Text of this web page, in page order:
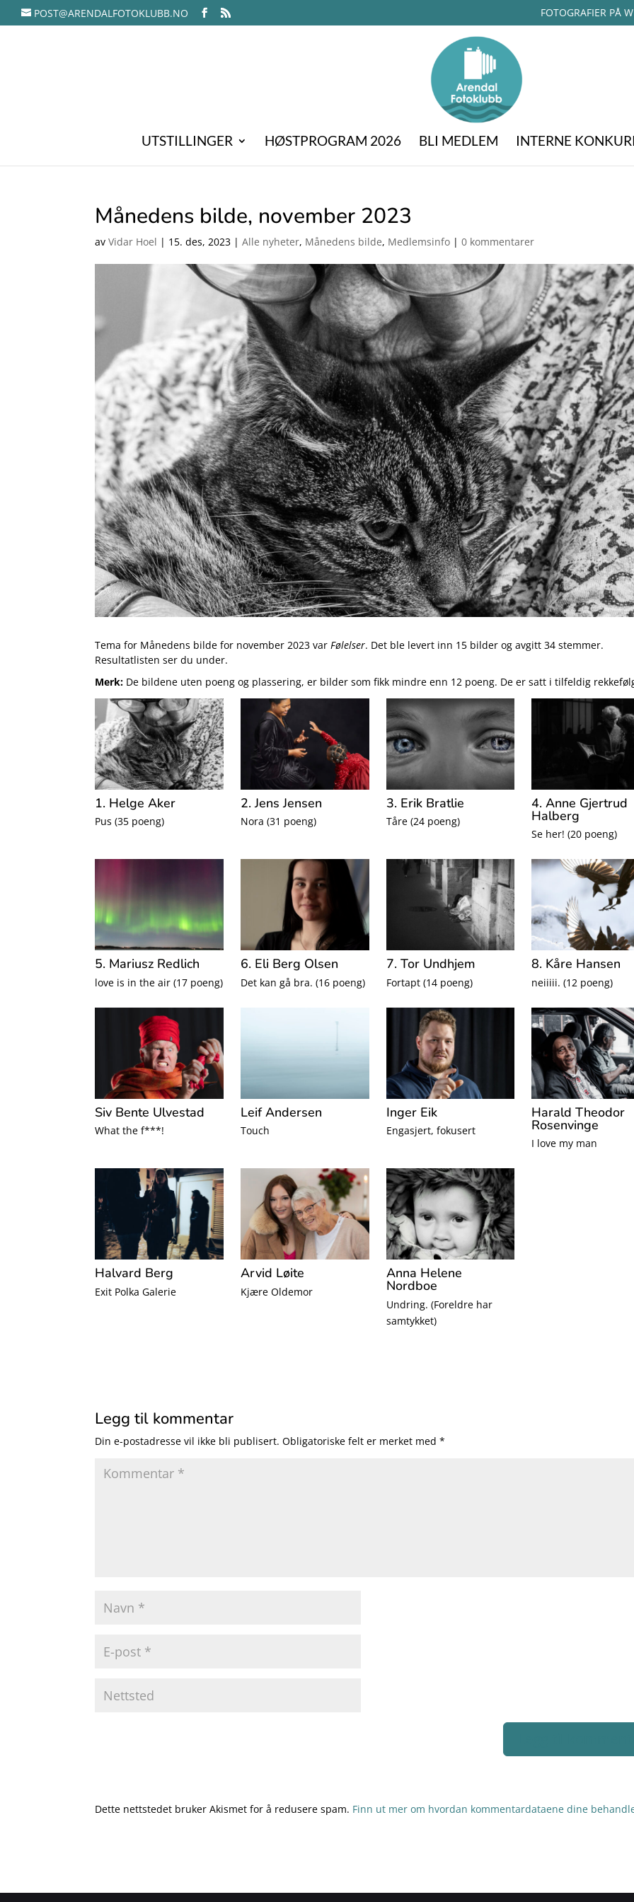
POST@ARENDALFOTOKLUBB.NO FOTOGRAFIER PÅ
UTSTILLINGER HØSTPROGRAM 2026 BLI MEDLEM INTERNE
Månedens bilde, november 2023
avVidar Hoel | 15. des, 2023 |Alle nyheter, Månedens bilde, Medlemsinfo |0 kommentarer
Tema for Månedens bilde for november 2023 varFølelser. Det ble levert inn 15 bilder og avgitt 34 stemmer.
Resultatlisten ser du under.
Merk: De bildene uten poeng og plassering, er bilder som fikk mindre enn 12 poeng. De er satt i tilfeldig
1. Helge Aker
Pus (35 poeng)
2. Jens Jensen
Nora (31 poeng)
3. Erik Bratlie
Tåre (24 poeng)
4. Anne Gjertrud
Halberg
Se her! (20 poeng)
5. Mariusz Redlich
love is in the air (17 poeng)
6. Eli Berg Olsen
Det kan gå bra. (16 poeng)
7. Tor Undhjem
Fortapt (14 poeng)
8. Kåre Hansen
neiiiii. (12 poeng)
Siv Bente Ulvestad
What the f***!
Leif Andersen
Touch
Inger Eik
Engasjert, fokusert
Harald Theodor
Rosenvinge
I love my man
Halvard Berg
Exit Polka Galerie
Arvid Løite
Kjære Oldemor
Anna Helene
Nordboe
Undring. (Foreldre har
samtykket)
Legg til kommentar
Din e-postadresse vil ikke bli publisert. Obligatoriske felt er merket med*
Dette nettstedet bruker Akismet for å redusere spam. Finn ut mer om hvordan kommentardataene dine